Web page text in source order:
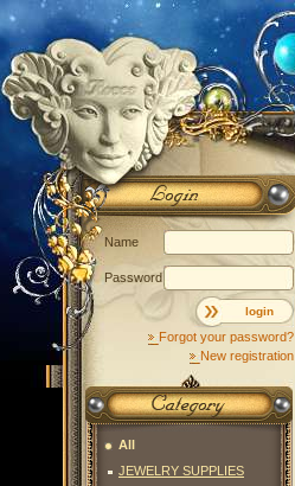
All
JEWELRY SUPPLIES
Name
Password
login
Forgot your password?
New registration